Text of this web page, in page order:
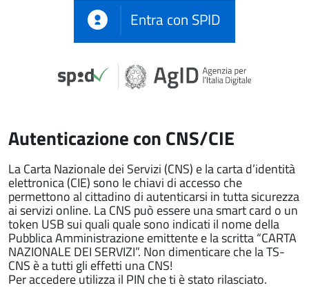
Entra con SPID
Autenticazione con CNS/CIE
La Carta Nazionale dei Servizi (CNS) e la carta d’identità
elettronica (CIE) sono le chiavi di accesso che
permettono al cittadino di autenticarsi in tutta sicurezza
ai servizi online. La CNS può essere una smart card o un
token USB sui quali quale sono indicati il nome della
Pubblica Amministrazione emittente e la scritta “CARTA
NAZIONALE DEI SERVIZI”. Non dimenticare che la TS-
CNS è a tutti gli effetti una CNS!
Per accedere utilizza il PIN che ti è stato rilasciato.